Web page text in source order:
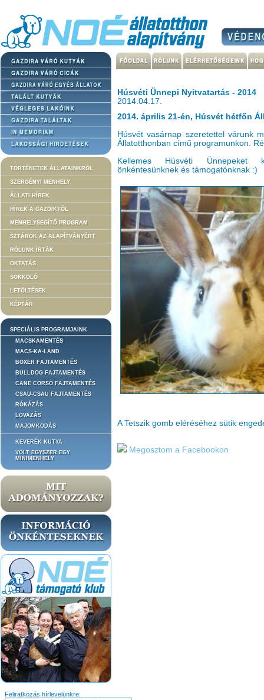
TÖRTÉNETEK ÁLLATAINKRÓL
SZERGÉNYI MENHELY
ÁLLATI HÍREK
HÍREK A GAZDIKTÓL
MENHELYSEGÍTŐ PROGRAM
SZTÁROK AZ ALAPÍTVÁNYÉRT
RÓLUNK ÍRTÁK
OKTATÁS
SOKKOLÓ
LETÖLTÉSEK
KÉPTÁR
SPECIÁLIS PROGRAMJAINK
MACSKAMENTÉS
MACS-KA-LAND
BOXER FAJTAMENTÉS
BULLDOG FAJTAMENTÉS
CANE CORSO FAJTAMENTÉS
CSAU-CSAU FAJTAMENTÉS
RÓKÁZÁS
LOVAZÁS
MAJOMKODÁS
KEVERÉK KUTYA
VOLT EGYSZER EGY
MINIMENHELY
Feliratkozás hírlevelünkre:
Húsvéti Ünnepi Nyitvatartás - 2014
2014.04.17.
2014. április 21-én, Húsvét hétfőn
Húsvét vasárnap szeretettel várunk
Állatotthonban című programunkon.
Kellemes Húsvéti Ünnepeket
önkéntesünknek és támogatónknak :)
A Tetszik gomb eléréséhez sütik
Megosztom a Facebookon